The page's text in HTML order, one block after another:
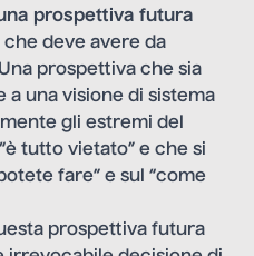
prospettiva futura
deve avere da
prospettiva che sia
a una visione di sistema
gli estremi del
tutto vietato” e che si
fare” e sul “come
prospettiva futura